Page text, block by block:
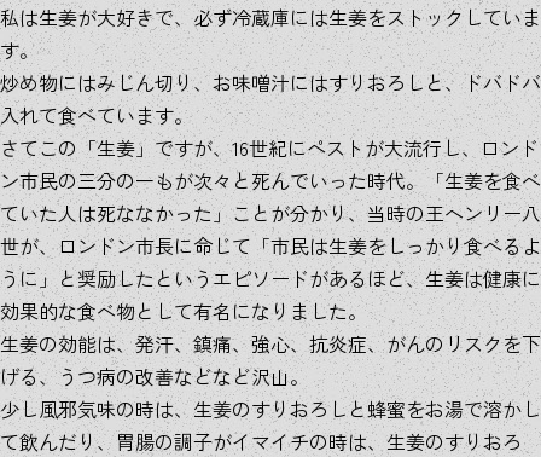
私は生姜が大好きで、必ず冷蔵庫には生姜をストックしていま
す。
炒め物にはみじん切り、お味噌汁にはすりおろしと、ドバドバ
入れて食べています。
さてこの「生姜」ですが、16世紀にペストが大流行し、ロンド
ン市民の三分の一もが次々と死んでいった時代。「生姜を食べ
ていた人は死ななかった」ことが分かり、当時の王ヘンリー八
世が、ロンドン市長に命じて「市民は生姜をしっかり食べるよ
うに」と奨励したというエピソードがあるほど、生姜は健康に
効果的な食べ物として有名になりました。
生姜の効能は、発汗、鎮痛、強心、抗炎症、がんのリスクを下
げる、うつ病の改善などなど沢山。
少し風邪気味の時は、生姜のすりおろしと蜂蜜をお湯で溶かし
て飲んだり、胃腸の調子がイマイチの時は、生姜のすりおろ